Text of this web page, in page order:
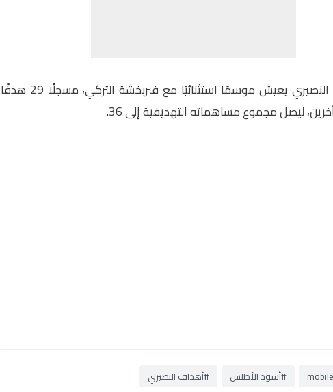
يشار إلى أن النصيري يعيش موسمًا استثنائيًا مع فنربخشة التركي، مسجلًا 29 هدفًا
#أسود الأطلس #أهداف النصيري